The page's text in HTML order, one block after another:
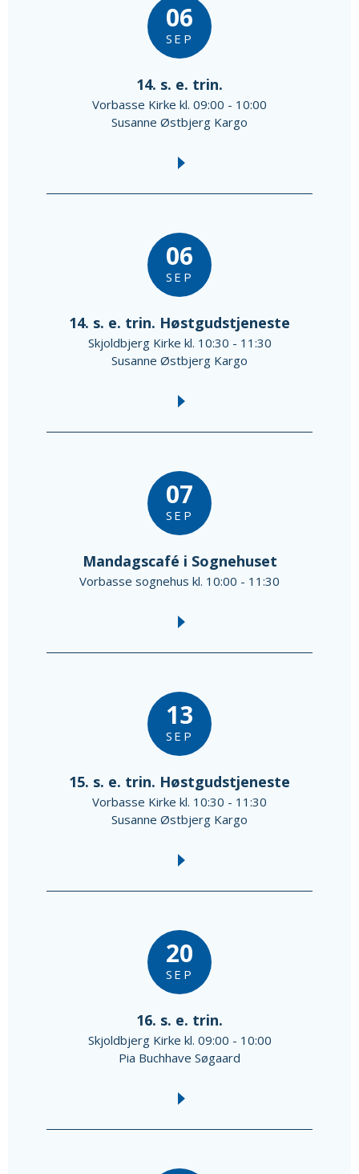
06
SEP
14. s. e. trin.
Vorbasse Kirke kl. 09:00 - 10:00
Susanne Østbjerg Kargo
06
SEP
14. s. e. trin. Høstgudstjeneste
Skjoldbjerg Kirke kl. 10:30 - 11:30
Susanne Østbjerg Kargo
07
SEP
Mandagscafé i Sognehuset
Vorbasse sognehus kl. 10:00 - 11:30
13
SEP
15. s. e. trin. Høstgudstjeneste
Vorbasse Kirke kl. 10:30 - 11:30
Susanne Østbjerg Kargo
20
SEP
16. s. e. trin.
Skjoldbjerg Kirke kl. 09:00 - 10:00
Pia Buchhave Søgaard